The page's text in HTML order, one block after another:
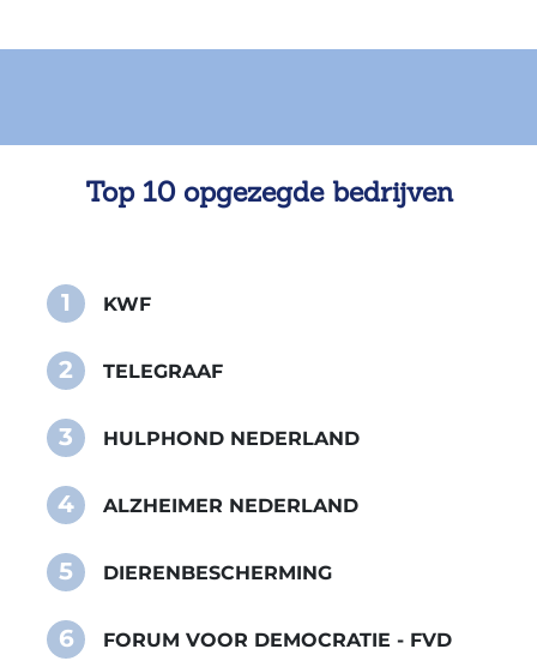
Top 10 opgezegde bedrijven
1 KWF
2 TELEGRAAF
3 HULPHOND NEDERLAND
4 ALZHEIMER NEDERLAND
5 DIERENBESCHERMING
6 FORUM VOOR DEMOCRATIE - FVD